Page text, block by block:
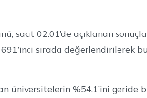
saat 02:01’de açıklanan
sırada değerlendirilerek
üniversitelerin %54.1’ini geride